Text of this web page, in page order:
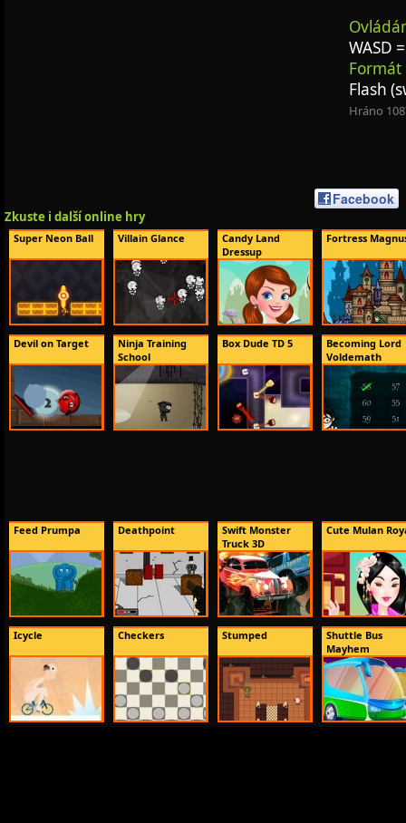
WASD
Flash
Hráno
Facebook
Zkuste i další online hry
Super Neon Ball Villain Glance
Candy Land
Dressup
Fortress
Devil on Target
Ninja Training
School
Box Dude TD 5
Becoming Lord
Voldemath
Feed Prumpa Deathpoint
Swift Monster
Truck 3D
Cute Mulan
Icycle Checkers Stumped
Shuttle Bus
Mayhem